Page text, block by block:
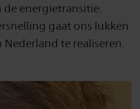
energietransitie.
gaat ons lukken
te realiseren.